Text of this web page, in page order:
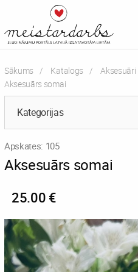
Sākums Katalogs Aksesuāri
Current:
Aksesuārs somai
Kategorijas
Apskates: 105
Aksesuārs somai
25.00 €